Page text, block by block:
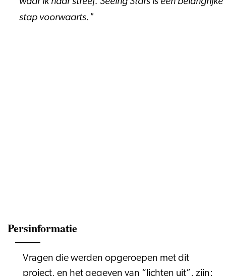
stap voorwaarts."
Persinformatie
Vragen die werden opgeroepen met dit
project, en het gegeven van “lichten uit”, zijn: